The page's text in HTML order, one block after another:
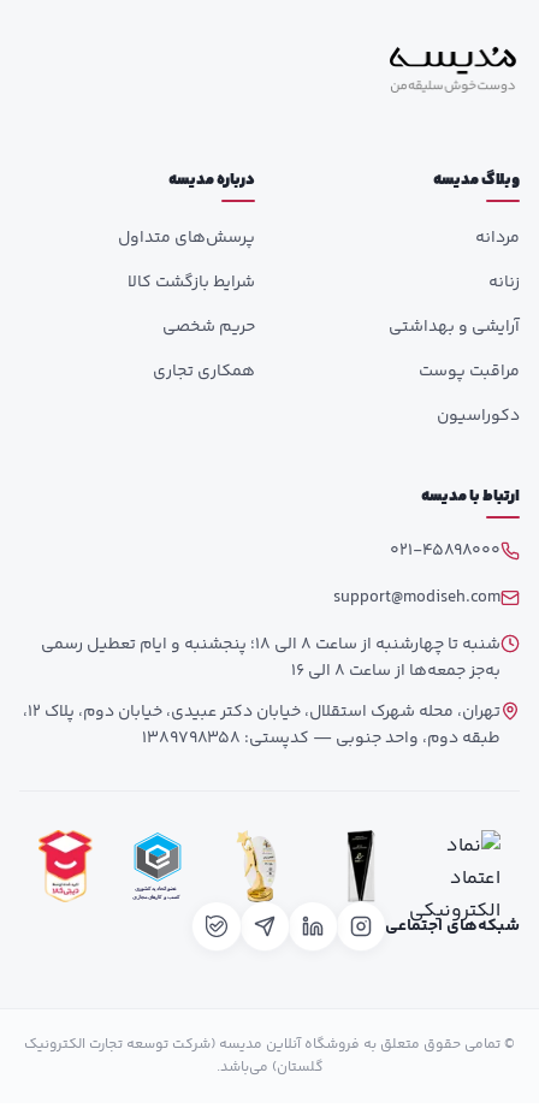
وبلاگ مدیسه
مردانه
زنانه
آرایشی و بهداشتی
مراقبت پوست
دکوراسیون
درباره مدیسه
پرسش‌های متداول
شرایط بازگشت کالا
حریم شخصی
همکاری تجاری
ارتباط با مدیسه
021-45898000
support@modiseh.com
شنبه تا چهارشنبه از ساعت 8 الی 18؛ پنجشنبه و ایام تعطیل رسمی
به‌جز جمعه‌ها از ساعت 8 الی 16
تهران، محله شهرک استقلال، خیابان دکتر عبیدی، خیابان دوم، پلاک 12،
طبقه دوم، واحد جنوبی — کدپستی: 1389798358
شبکه‌های اجتماعی
© تمامی حقوق متعلق به فروشگاه آنلاین مدیسه (شرکت توسعه تجارت الکترونیک
گلستان) می‌باشد.